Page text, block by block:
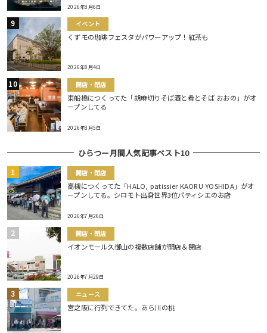
2026年8月6日
イベント
くずモの珈琲フェスタがパワーアップ！紅茶も
2026年8月4日
開店・閉店
東船橋につくってた「胡麻切りそば酒と肴とそば おおの」がオ
ープンしてる
2026年8月5日
ひらつー月間人気記事ベスト10
開店・閉店
高槻につくってた「HALO, patissier KAORU YOSHIDA」がオ
ープンしてる。シロモト出身世界3位パティシエのお店
2026年7月26日
開店・閉店
イオンモール久御山の複数店舗が開店＆閉店
2026年7月29日
ニュース
宮之阪に行列できてた。あら川の桃